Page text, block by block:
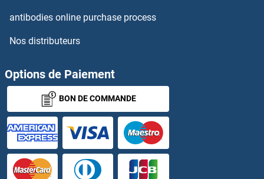
Ubinuclein 1 Anticorps
Ubiquilin 1 Anticorps
Ubiquilin 2 Anticorps
Ubiquilin 3 Anticorps
antibodies online purchase process
Nos distributeurs
Options de Paiement
BON DE COMMANDE